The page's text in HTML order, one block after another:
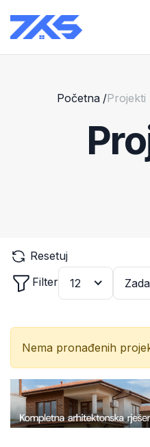
Početna /Projekti
Resetuj
Filter
12
Nema pronađenih